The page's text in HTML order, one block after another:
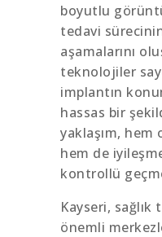
boyutlu
tedavi
aşamalarını
teknolojiler
implantın
hassas bir
yaklaşım, hem
hem de
kontrollü
Kayseri, sağlık
önemli